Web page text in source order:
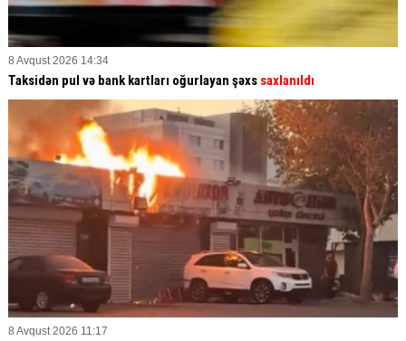
8 Avqust 2026 14:34
Taksidən pul və bank kartları oğurlayan şəxs saxlanıldı
8 Avqust 2026 11:17